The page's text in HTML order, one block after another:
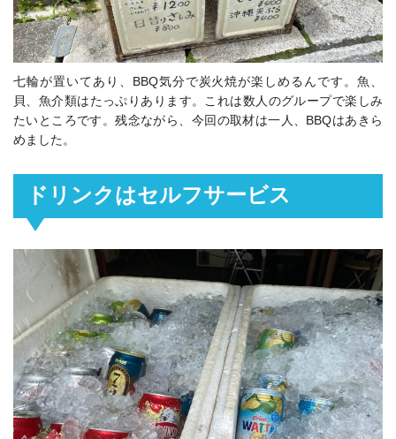
七輪が置いてあり、BBQ気分で炭火焼が楽しめるんです。魚、
貝、魚介類はたっぷりあります。これは数人のグループで楽しみ
たいところです。残念ながら、今回の取材は一人、BBQはあきら
めました。
ドリンクはセルフサービス